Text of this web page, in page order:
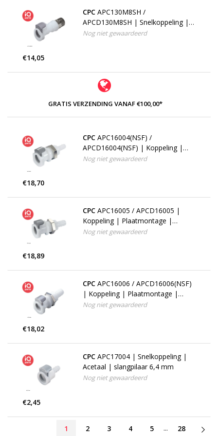
CPC APC130M8SH /
APCD130M8SH | Snelkoppeling |
Acetaal | PTF Klemring 8,0 mm OD
Nog niet gewaardeerd
€14,05
GRATIS VERZENDING VANAF €100,00*
CPC APC16004(NSF) /
APCD16004(NSF) | Koppeling |
Plaatmontage | slangpilaar 6,4 mm
Nog niet gewaardeerd
€18,70
CPC APC16005 / APCD16005 |
Koppeling | Plaatmontage |
slangpilaar 7,9 mm
Nog niet gewaardeerd
€18,89
CPC APC16006 / APCD16006(NSF)
| Koppeling | Plaatmontage |
slangpilaar 9,5 mm
Nog niet gewaardeerd
€18,02
CPC APC17004 | Snelkoppeling |
Acetaal | slangpilaar 6,4 mm
Nog niet gewaardeerd
€2,45
1 2 3 4 5 ... 28